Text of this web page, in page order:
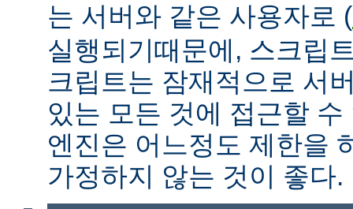
는 서버와 같은 사용자로 (
실행되기때문에, 스크립
크립트는 잠재적으로 서
있는 모든 것에 접근할
엔진은 어느정도 제한을
가정하지 않는 것이 좋다.